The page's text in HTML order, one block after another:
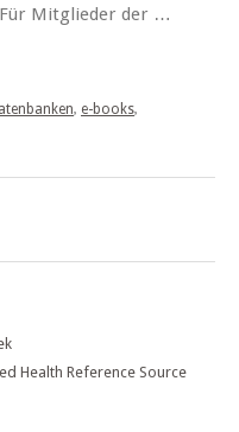
Mitglieder der …
, e-books,
Health Reference Source